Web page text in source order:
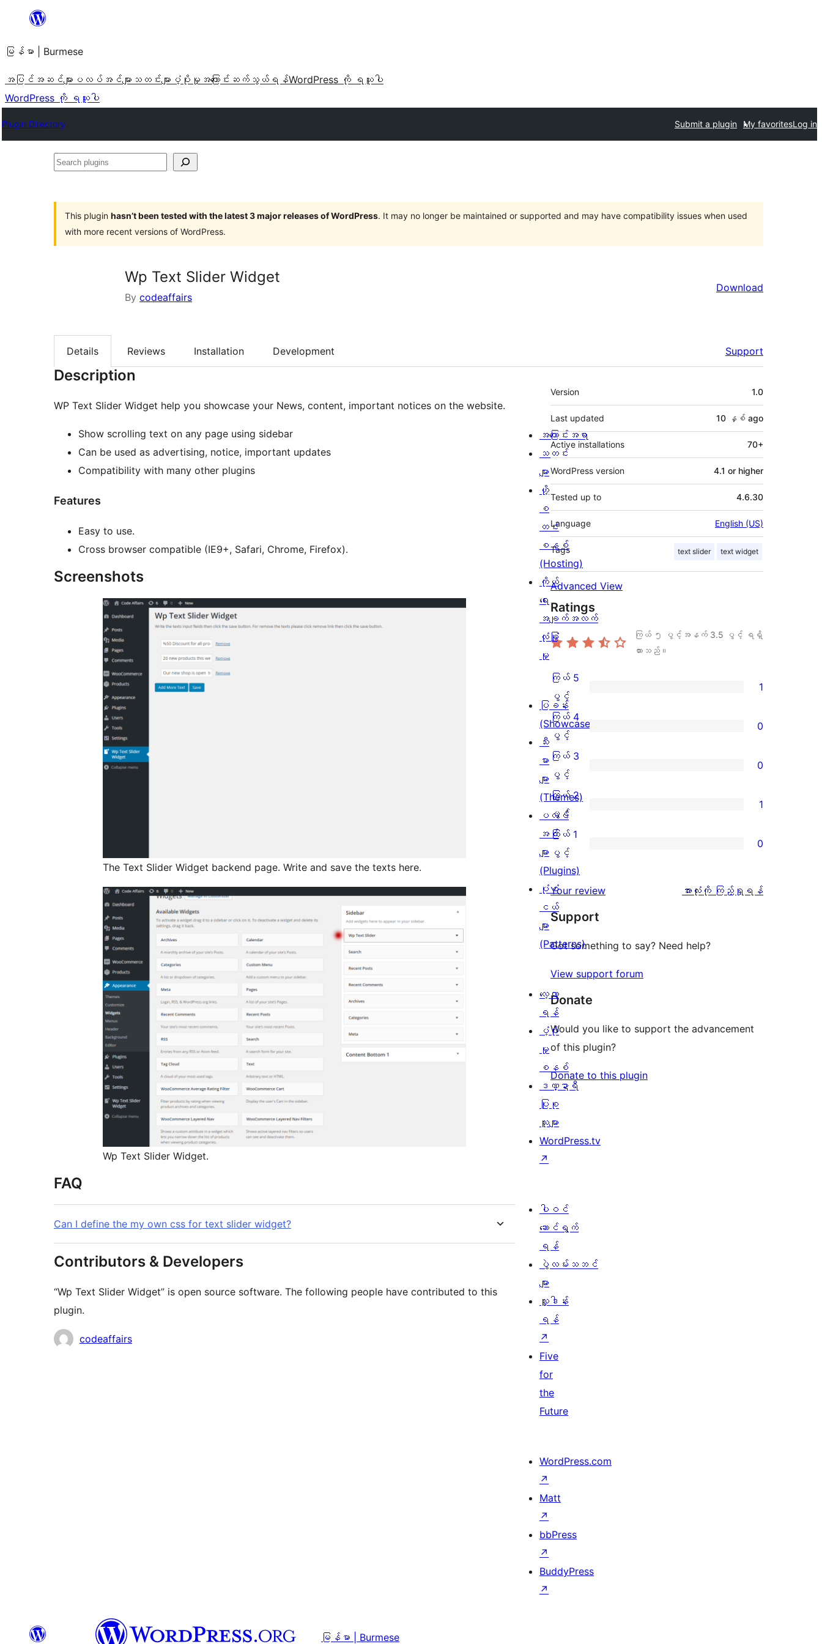
အကြောင်းအရာ
ကျော်သွား
ရန်
မြန်မာ | Burmese
အပြင်အဆင်များ ပလပ်အင်များ သတင်းများ ပံ့ပိုးမှု အကြောင်း ဆက်သွယ်ရန်WordPress ကို ရယူပါ
WordPress ကို ရယူပါ
Plugin Directory Submit a plugin My favoritesLog in
Search
This plugin hasn’t been tested with the latest 3 major releases of WordPress. It may no longer be maintained or supported and may have compatibility issues when used
with more recent versions of WordPress.
Wp Text Slider Widget
By codeaffairs
Download
Details Reviews Installation Development Support
Description
WP Text Slider Widget help you showcase your News, content, important notices on the website.
Show scrolling text on any page using sidebar
Can be used as advertising, notice, important updates
Compatibility with many other plugins
Features
Easy to use.
Cross browser compatible (IE9+, Safari, Chrome, Firefox).
Screenshots
The Text Slider Widget backend page. Write and save the texts here.
Wp Text Slider Widget.
FAQ
Can I define the my own css for text slider widget?
Contributors & Developers
“Wp Text Slider Widget” is open source software. The following people have contributed to this
plugin.
Contributors
codeaffairs
Meta
Version 1.0
Last updated 10 နှစ် ago
Active installations 70+
WordPress version 4.1 or higher
Tested up to 4.6.30
Language English (US)
Tags text slider text widget
Advanced View
Ratings
ကြယ် ၅ ပွင့်အနက် 3.5 ပွင့် ရရှိ
ထားသည်။
ကြယ်
5
ပွင့်
အဆင့်
သုံးသပ်
1
စောင်
ကြယ် 5
ပွင့်
1
ကြယ်
4
ပွင့်
အဆင့်
သုံးသပ်
ချက်
ကြယ် 4
ပွင့်
0
ကြယ်
3
ပွင့်
အဆင့်
သုံးသပ်
ချက်
စောင်
ကြယ် 3
ပွင့်
0
ကြယ်
2
ပွင့်
အဆင့်
သုံးသပ်
ချက်
1
စောင်
ကြယ် 2
ပွင့်
1
ကြယ်
1
ပွင့်
အဆင့်
သုံးသပ်
ချက်
စောင်
ကြယ် 1
ပွင့်
0
Your review
သုံးသပ်
အားလုံးကို ကြည့်ရှုရန်
Support
Got something to say? Need help?
View support forum
Donate
Would you like to support the advancement
of this plugin?
Donate to this plugin
အကြောင်းအရာ
သတင်း
များ
ဟို့
စ
တင်း
စနစ်
(Hosting)
ကိုယ်
ရေး
အချက်အလက်
လုံခြုံ
မှု
ပြခန်း
(Showcase)
သီး
မား
များ
(Themes)
ပလပ်
အင်
များ
(Plugins)
ပုံစံ
ငယ်
များ
(Patterns)
လေ့လာ
ရန်
ပံ့ပိုး
မှု
စနစ်
ဒဏ္ဍာရီ
ပြုစု
သူများ
WordPress.tv
↗
ပါဝင်
ဆောင်ရွက်
ရန်
ပွဲလမ်းသဘင်
များ
လှူဒါန်း
ရန်
↗
Five
for
the
Future
WordPress.com
↗
Matt
↗
bbPress
↗
BuddyPress
↗
မြန်မာ | Burmese